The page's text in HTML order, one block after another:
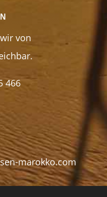
von
466
marokko.com